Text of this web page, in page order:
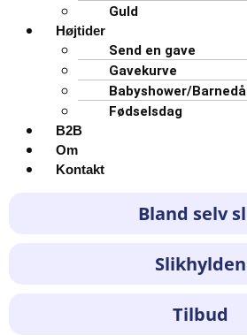
Guld
Højtider
Send en gave
Gavekurve
Babyshower/
Fødselsdag
B2B
Om
Kontakt
Bland selv
Slikhylden
Tilbud